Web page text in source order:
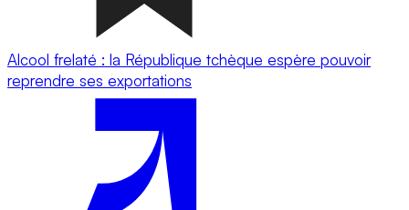
Alcool frelaté : la République tchèque espère pouvoir
reprendre ses exportations